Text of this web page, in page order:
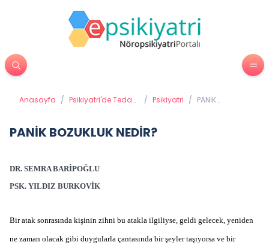
Anasayfa / Psikiyatri'de Tedavi
/ Psikiyatri / PANİK
PANİK BOZUKLUK NEDİR?
DR. SEMRA BARİPOĞLU
PSK. YILDIZ BURKOVİK
Bir atak sonrasında kişinin zihni bu atakla ilgiliyse, geldi gelecek, yeniden
ne zaman olacak gibi duygularla çantasında bir şeyler taşıyorsa ve bir